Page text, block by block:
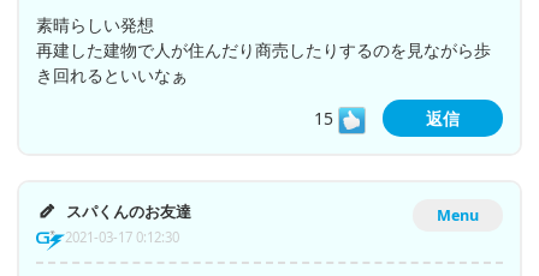
素晴らしい発想
再建した建物で人が住んだり商売したりするのを見ながら歩
き回れるといいなぁ
15
返信
Menu
スパくんのお友達
2021-03-17 0:12:30